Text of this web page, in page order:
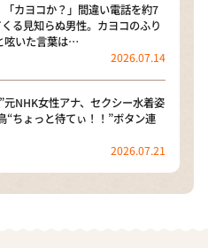
「カヨコか？」間違い電話を約7
る見知らぬ男性。カヨコのふり
呟いた言葉は…
2026.07.14
元NHK女性アナ、セクシー水着姿
“ちょっと待てぃ！！”ボタン連
2026.07.21